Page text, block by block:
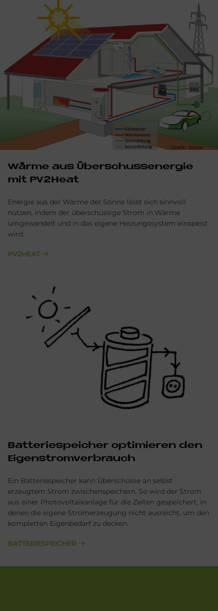
Wär­me aus Über­schuss­ener­gie
mit PV2Heat
Energie aus der Wärme der Sonne lässt sich sinnvoll
nutzen, indem der überschüssige Strom in Wärme
umgewandelt und in das eigene Heizungssystem einspeist
wird.
PV2HEAT
Bat­te­rie­spei­cher op­ti­mie­ren den
Ei­gen­strom­ver­brauch
Ein Batteriespeicher kann Überschüsse an selbst
erzeugtem Strom zwischenspeichern. So wird der Strom
aus einer Photovoltaikanlage für die Zeiten gespeichert, in
denen die eigene Stromerzeugung nicht ausreicht, um den
kompletten Eigenbedarf zu decken.
BATTERIESPEICHER